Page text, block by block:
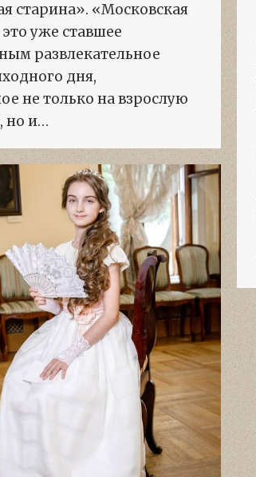
старина». «Московская
уже ставшее
развлекательное
дня,
не только на взрослую
но и…